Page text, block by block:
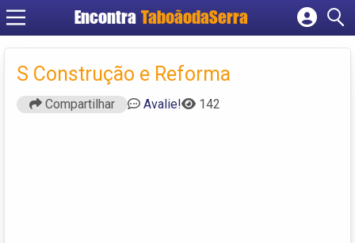
Encontra TaboãodaSerra
Cadastrar empresa
Fazer login
Criar conta
S Construção e Reforma
Compartilhar Avalie! 142